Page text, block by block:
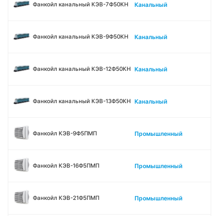
Фанкойл канальный КЭВ-7Ф50КН Канальный
Фанкойл канальный КЭВ-9Ф50КН Канальный
Фанкойл канальный КЭВ-12Ф50КН Канальный
Фанкойл канальный КЭВ-13Ф50КН Канальный
Фанкойл КЭВ-9Ф5ПМП Промышленный
Фанкойл КЭВ-16Ф5ПМП Промышленный
Фанкойл КЭВ-21Ф5ПМП Промышленный